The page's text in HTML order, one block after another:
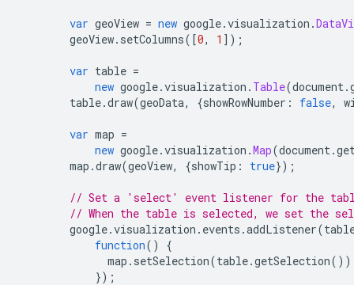
var geoView = new google.visualization .
geoView. setColumns([0, 1 ]);
var table =
new google.visualization . Table(document.
table.draw(geoData, {showRowNumber : false,
var map =
new google.visualization .Map(document.
map .draw(geoView, {showTip : true});
// Set a 'select' event listener for the
// When the table is selected, we set the
google.visualization . events .addListener(
function()
{
map . setSelection(table.getSelection
});